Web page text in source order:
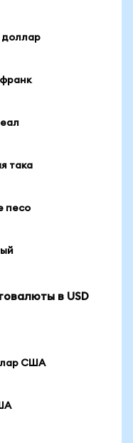
доллар
така
песо
в USD
США